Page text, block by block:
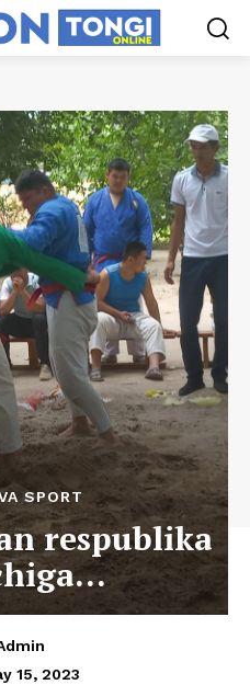
SPORT
respublika
15, 2023